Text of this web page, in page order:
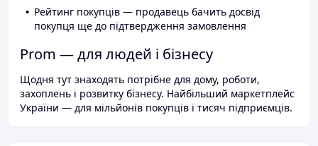
Рейтинг покупців — продавець бачить досвід
покупця ще до підтвердження замовлення
Prom — для людей і бізнесу
Щодня тут знаходять потрібне для дому, роботи,
захоплень і розвитку бізнесу. Найбільший маркетплейс
України — для мільйонів покупців і тисяч підприємців.